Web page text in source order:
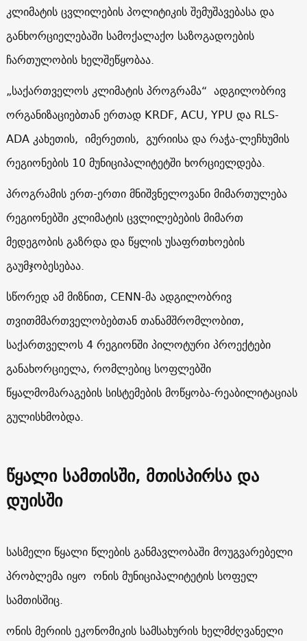
კლიმატის ცვლილების პოლიტიკის შემუშავებასა და
განხორციელებაში სამოქალაქო საზოგადოების
ჩართულობის ხელშეწყობაა.
„საქართველოს კლიმატის პროგრამა“ ადგილობრივ
ორგანიზაციებთან ერთად KRDF, ACU, YPU და RLS-
ADA კახეთის, იმერეთის, გურიისა და რაჭა-ლეჩხუმის
რეგიონების 10 მუნიციპალიტეტში ხორციელდება.
პროგრამის ერთ-ერთი მნიშვნელოვანი მიმართულება
რეგიონებში კლიმატის ცვლილებების მიმართ
მედეგობის გაზრდა და წყლის უსაფრთხოების
გაუმჯობესებაა.
სწორედ ამ მიზნით, CENN-მა ადგილობრივ
თვითმმართველობებთან თანამშრომლობით,
საქართველოს 4 რეგიონში პილოტური პროექტები
განახორციელა, რომლებიც სოფლებში
წყალმომარაგების სისტემების მოწყობა-რეაბილიტაციას
გულისხმობდა.
წყალი სამთისში, მთისპირსა და
დუისში
სასმელი წყალი წლების განმავლობაში მოუგვარებელი
პრობლემა იყო ონის მუნიციპალიტეტის სოფელ
სამთისშიც.
ონის მერიის ეკონომიკის სამსახურის ხელმძღვანელი